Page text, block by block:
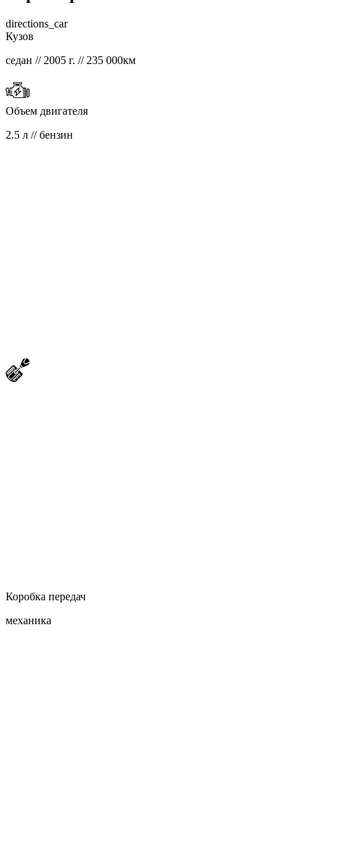
directions_car
Кузов
седан // 2005 г. // 235 000км
Объем двигателя
2.5 л // бензин
Коробка передач
механика